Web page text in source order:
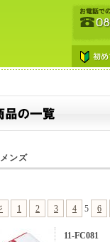
ンズ
1 2 3 4 5 6
11-FC081